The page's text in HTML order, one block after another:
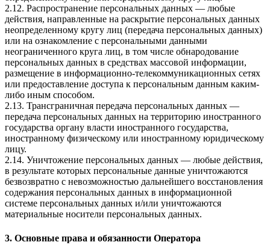
2.12. Распространение персональных данных — любые
действия, направленные на раскрытие персональных данных
неопределенному кругу лиц (передача персональных данных)
или на ознакомление с персональными данными
неограниченного круга лиц, в том числе обнародование
персональных данных в средствах массовой информации,
размещение в информационно-телекоммуникационных сетях
или предоставление доступа к персональным данным каким-
либо иным способом.
2.13. Трансграничная передача персональных данных —
передача персональных данных на территорию иностранного
государства органу власти иностранного государства,
иностранному физическому или иностранному юридическому
лицу.
2.14. Уничтожение персональных данных — любые действия,
в результате которых персональные данные уничтожаются
безвозвратно с невозможностью дальнейшего восстановления
содержания персональных данных в информационной
системе персональных данных и/или уничтожаются
материальные носители персональных данных.
3. Основные права и обязанности Оператора